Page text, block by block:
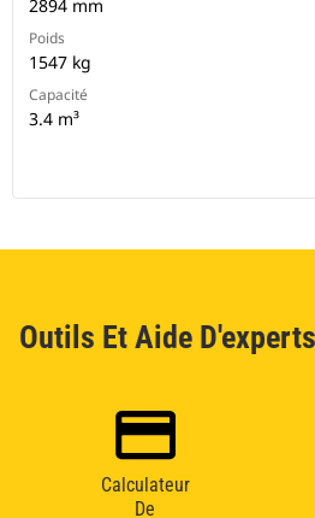
2894 mm
Poids
1547 kg
Capacité
3.4 m³
Outils Et Aide
Calculateur
De